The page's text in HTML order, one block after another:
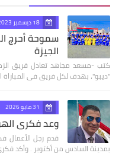
18 ديسمبر 2023
سموحة أحرج
الجيزة
"ديبو"، بهدف لكل فريق فى المباراة
31 مايو 2026
وعد فكري
قدم رجل الأعمال
بمدينة السادس من أكتوبر . وأكد